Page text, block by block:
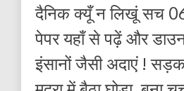
दैनिक क्यूँ न लिखूं सच
पेपर यहाँ से पढ़ें और
इंसानों जैसी अदाएं !